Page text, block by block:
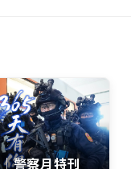
警察月特刊